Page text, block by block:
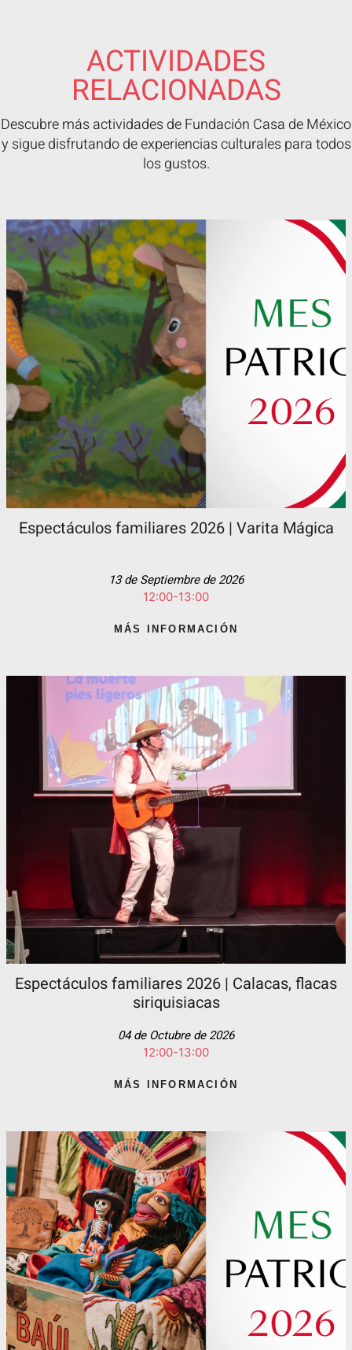
ACTIVIDADES
RELACIONADAS
Descubre más actividades de Fundación Casa de México
y sigue disfrutando de experiencias culturales para todos
los gustos.
Espectáculos familiares 2026 | Varita Mágica
13 de Septiembre de 2026
12:00-13:00
MÁS INFORMACIÓN
Espectáculos familiares 2026 | Calacas, flacas
siriquisiacas
04 de Octubre de 2026
12:00-13:00
MÁS INFORMACIÓN